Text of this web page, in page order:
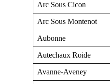
Arc Sous Cicon
Arc Sous Montenot
Aubonne
Autechaux Roide
Avanne-Aveney